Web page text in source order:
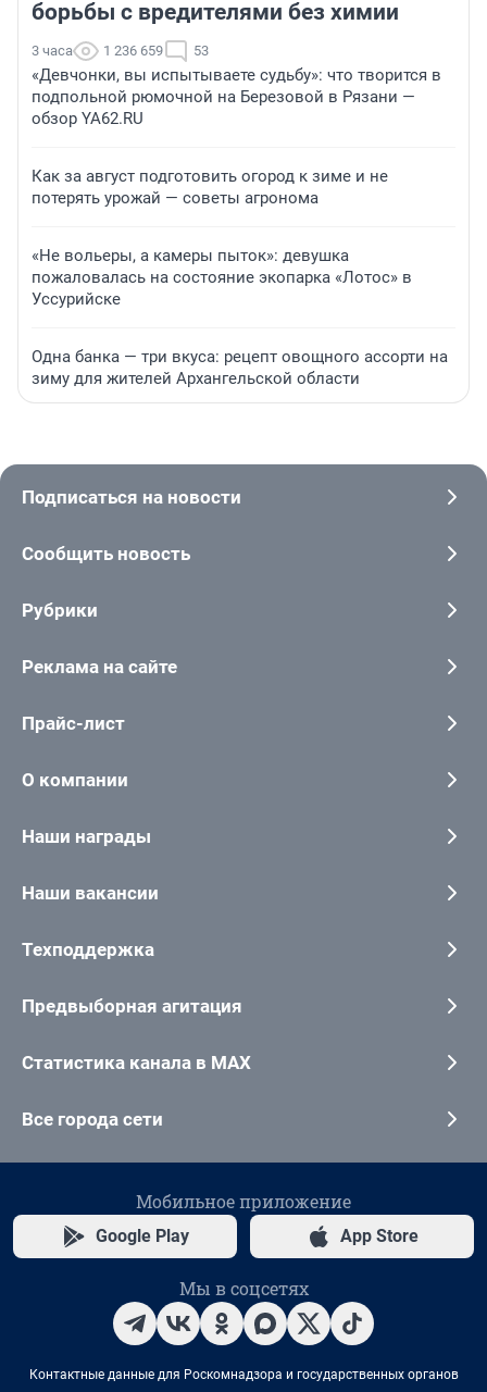
борьбы с вредителями без химии
3 часа 1 236 659 53
«Девчонки, вы испытываете судьбу»: что творится в
подпольной рюмочной на Березовой в Рязани —
обзор YA62.RU
Как за август подготовить огород к зиме и не
потерять урожай — советы агронома
«Не вольеры, а камеры пыток»: девушка
пожаловалась на состояние экопарка «Лотос» в
Уссурийске
Одна банка — три вкуса: рецепт овощного ассорти на
зиму для жителей Архангельской области
Подписаться на новости
Сообщить новость
Рубрики
Реклама на сайте
Прайс-лист
О компании
Наши награды
Наши вакансии
Техподдержка
Предвыборная агитация
Статистика канала в MAX
Все города сети
Мобильное приложение
Google Play App Store
Мы в соцсетях
Контактные данные для Роскомнадзора и государственных органов